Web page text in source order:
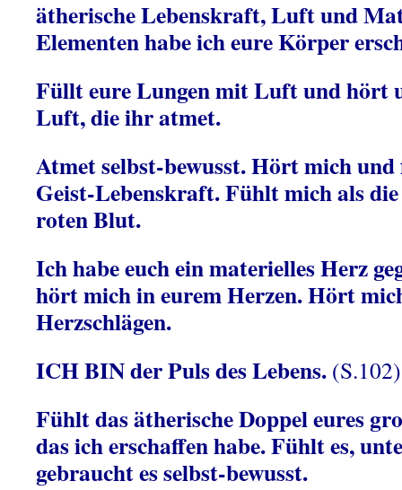
ätherische Lebenskraft, Luft und
Elementen habe ich eure Körper
Füllt eure Lungen mit Luft und hört
Luft, die ihr atmet.
Atmet selbst-bewusst. Hört mich
Geist-Lebenskraft. Fühlt mich als
roten Blut.
Ich habe euch ein materielles Herz
hört mich in eurem Herzen. Hört
Herzschlägen.
ICH BIN der Puls des Lebens. (S.102)
Fühlt das ätherische Doppel eures
das ich erschaffen habe. Fühlt es,
gebraucht es selbst-bewusst.